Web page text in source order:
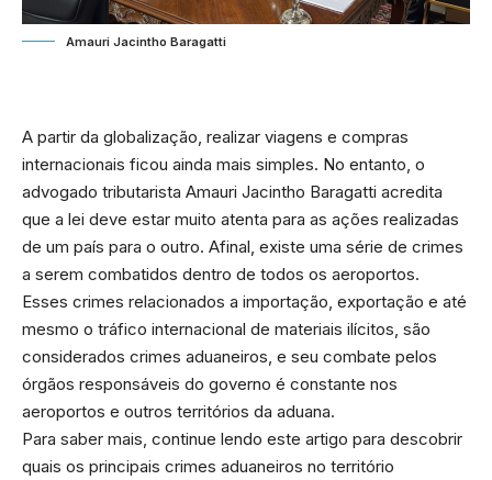
Amauri Jacintho Baragatti
A partir da globalização, realizar viagens e compras
internacionais ficou ainda mais simples. No entanto, o
advogado tributarista Amauri Jacintho Baragatti acredita
que a lei deve estar muito atenta para as ações realizadas
de um país para o outro. Afinal, existe uma série de crimes
a serem combatidos dentro de todos os aeroportos.
Esses crimes relacionados a importação, exportação e até
mesmo o tráfico internacional de materiais ilícitos, são
considerados crimes aduaneiros, e seu combate pelos
órgãos responsáveis do governo é constante nos
aeroportos e outros territórios da aduana.
Para saber mais, continue lendo este artigo para descobrir
quais os principais crimes aduaneiros no território